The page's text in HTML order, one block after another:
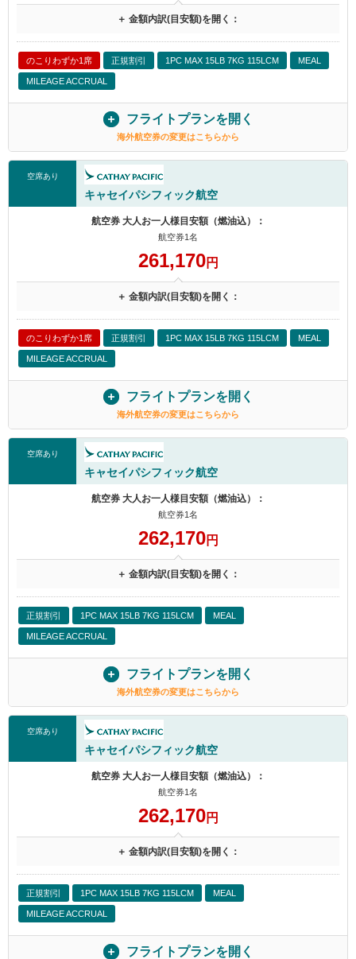
＋ 金額内訳(目安額)を開く：
のこりわずか1席 正規割引 1PC MAX 15LB 7KG 115LCM MEAL
MILEAGE ACCRUAL
フライトプランを開く
海外航空券の変更はこちらから
空席あり
キャセイパシフィック航空
航空券 大人お一人様目安額（燃油込）：
航空券1名
261,170円
＋ 金額内訳(目安額)を開く：
のこりわずか1席 正規割引 1PC MAX 15LB 7KG 115LCM MEAL
MILEAGE ACCRUAL
フライトプランを開く
海外航空券の変更はこちらから
空席あり
キャセイパシフィック航空
航空券 大人お一人様目安額（燃油込）：
航空券1名
262,170円
＋ 金額内訳(目安額)を開く：
正規割引 1PC MAX 15LB 7KG 115LCM MEAL
MILEAGE ACCRUAL
フライトプランを開く
海外航空券の変更はこちらから
空席あり
キャセイパシフィック航空
航空券 大人お一人様目安額（燃油込）：
航空券1名
262,170円
＋ 金額内訳(目安額)を開く：
正規割引 1PC MAX 15LB 7KG 115LCM MEAL
MILEAGE ACCRUAL
フライトプランを開く